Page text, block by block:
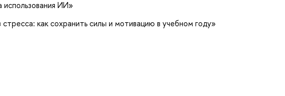
ИИ»
как сохранить силы и мотивацию в учебном году»